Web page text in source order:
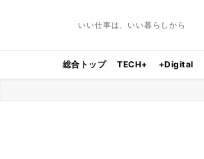
いい仕事は、いい暮らしから
総合トップ TECH+ +Digital